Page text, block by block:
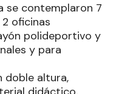
se contemplaron 7
oficinas
polideportivo y
y para
doble altura,